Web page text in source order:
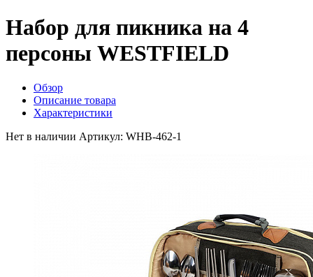
Набор для пикника на 4
персоны WESTFIELD
Обзор
Описание товара
Характеристики
Нет в наличии Артикул: WHB-462-1